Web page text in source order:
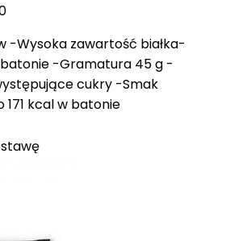
-Wysoka zawartość białka-
batonie -Gramatura 45 g -
cukry -Smak
171 kcal w batonie